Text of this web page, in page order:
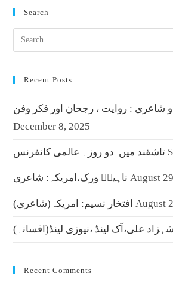
Search
Recent Posts
شاعری : روایت ، رجحان اور فکر وفن
December 8, 2025
تاشقند میں دو روزہ عالمی کانفرنس
ناہیدؔ ورک،امریکہ: شاعری August
افتخار نسیم: امریکہ(شاعری) August
شہزاد علی،آک لینڈ ،نیوزی لینڈ(افسانہ)
Recent Comments